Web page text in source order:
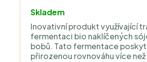
Skladem
Inovativní produkt využívající
fermentaci bio naklíčených
bobů. Tato fermentace
přirozenou rovnováhu více než